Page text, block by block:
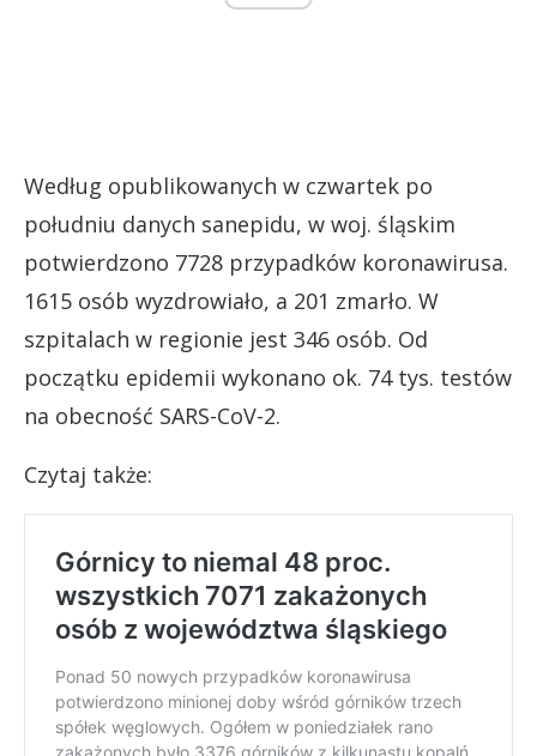
Według opublikowanych w czwartek po
południu danych sanepidu, w woj. śląskim
potwierdzono 7728 przypadków koronawirusa.
1615 osób wyzdrowiało, a 201 zmarło. W
szpitalach w regionie jest 346 osób. Od
początku epidemii wykonano ok. 74 tys. testów
na obecność SARS-CoV-2.
Czytaj także: